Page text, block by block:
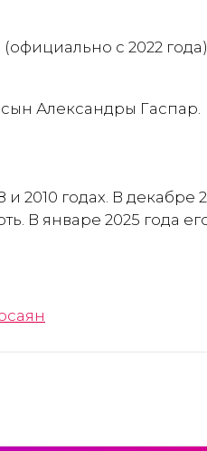
с 2022
Александры Гаспар.
2010 годах. В декабре
В январе 2025 года